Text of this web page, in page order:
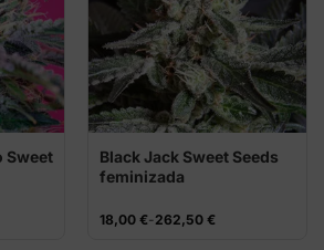
Sweet
Black Jack Sweet Seeds
feminizada
18,00 €-262,50 €
Rango